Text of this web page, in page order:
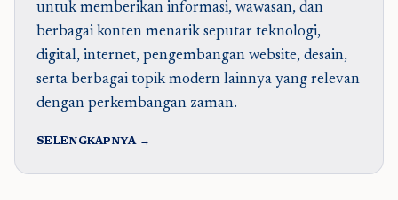
untuk memberikan informasi, wawasan, dan
berbagai konten menarik seputar teknologi,
digital, internet, pengembangan website, desain,
serta berbagai topik modern lainnya yang relevan
dengan perkembangan zaman.
SELENGKAPNYA →